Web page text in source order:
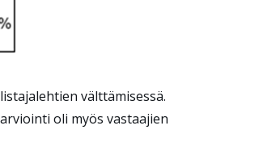
välttämisessä.
oli myös vastaajien